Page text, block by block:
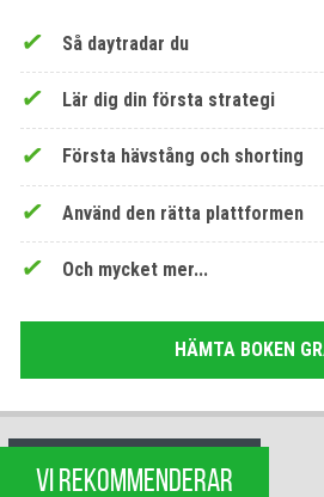
Så daytradar du
Lär dig din första strategi
Första hävstång och shorting
Använd den rätta plattformen
Och mycket mer...
HÄMTA BOKEN
VI REKOMMENDERAR